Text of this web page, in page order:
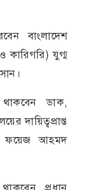
বাংলাদেশ
কারিগরি) যুগ্ম
থাকবেন ডাক,
দায়িত্বপ্রাপ্ত
ফয়েজ আহমদ